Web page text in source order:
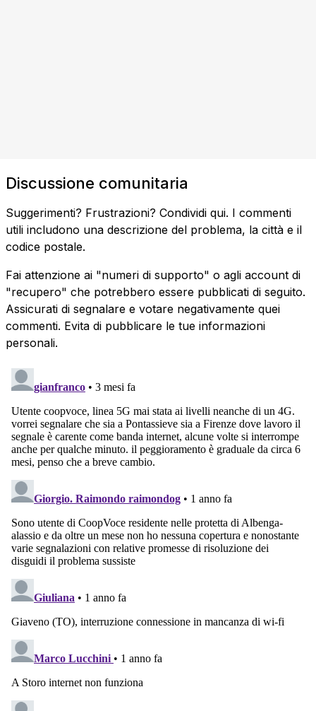
Discussione comunitaria
Suggerimenti? Frustrazioni? Condividi qui. I commenti
utili includono una descrizione del problema, la città e il
codice postale.
Fai attenzione ai "numeri di supporto" o agli account di
"recupero" che potrebbero essere pubblicati di seguito.
Assicurati di segnalare e votare negativamente quei
commenti. Evita di pubblicare le tue informazioni
personali.